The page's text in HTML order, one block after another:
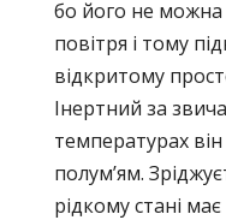
бо його не можна
повітря і тому
відкритому
Інертний за
температурах він
полум’ям.
рідкому стані